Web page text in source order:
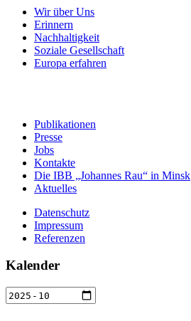
Wir über Uns
Erinnern
Nachhaltigkeit
Soziale Gesellschaft
Europa erfahren
Publikationen
Presse
Jobs
Kontakte
Die IBB „Johannes Rau“ in Minsk
Aktuelles
Datenschutz
Impressum
Referenzen
Kalender